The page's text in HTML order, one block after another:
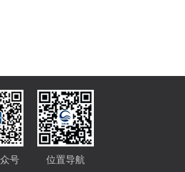
号 位置导航